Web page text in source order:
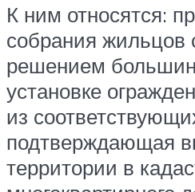
К ним относятся:
собрания
решением
установке
из
подтверждающая
территории в